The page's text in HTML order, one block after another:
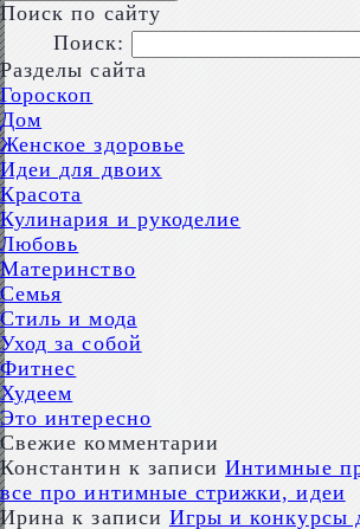
Поиск по сайту
Поиск:
Разделы сайта
Гороскоп
Дом
Женское здоровье
Идеи для двоих
Красота
Кулинария и рукоделие
Любовь
Материнство
Семья
Стиль и мода
Уход за собой
Фитнес
Худеем
Это интересно
Свежие комментарии
Константин к записиИнтимные
все про интимные стрижки, идеи
Ирина к записи Игры и конкурсы